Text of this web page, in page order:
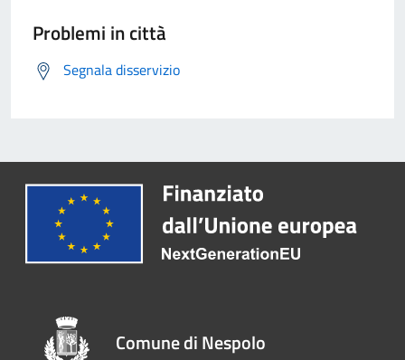
Problemi in città
Segnala disservizio
Comune di Nespolo